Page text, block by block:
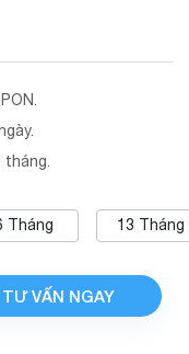
Tháng 13 Tháng
TƯ VẤN NGAY